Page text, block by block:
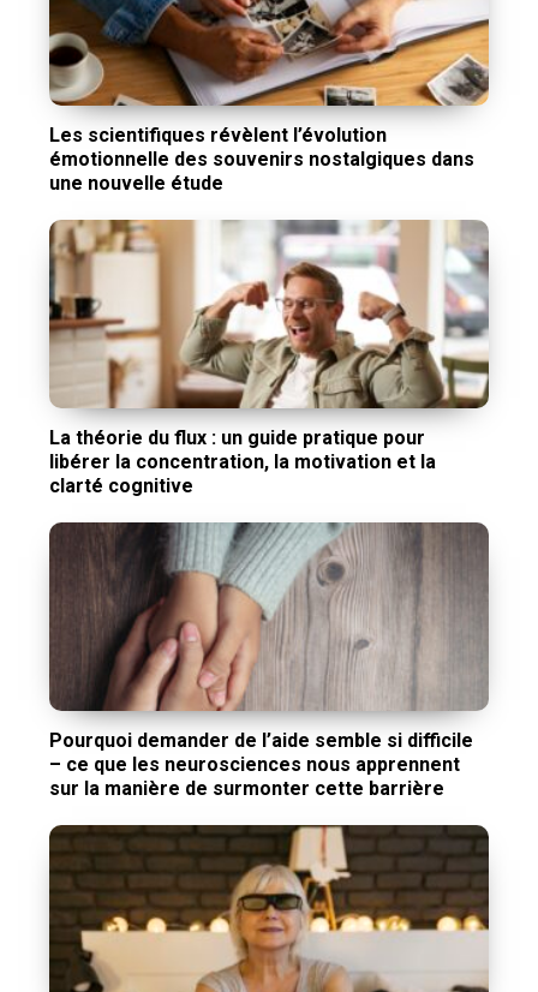
Les scientifiques révèlent l’évolution
émotionnelle des souvenirs nostalgiques dans
une nouvelle étude
La théorie du flux : un guide pratique pour
libérer la concentration, la motivation et la
clarté cognitive
Pourquoi demander de l’aide semble si difficile
– ce que les neurosciences nous apprennent
sur la manière de surmonter cette barrière